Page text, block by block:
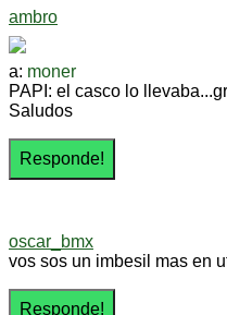
ambro
a: moner
PAPI: el casco lo
Saludos
oscar_bmx
vos sos un imbesil mas en